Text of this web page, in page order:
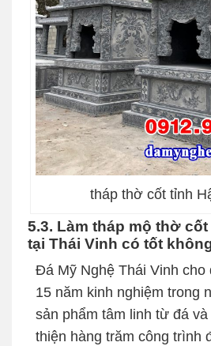
tháp thờ cốt tỉnh
5.3. Làm tháp mộ thờ
tại Thái Vinh có tốt
Đá Mỹ Nghệ Thái Vinh cho
15 năm kinh nghiệm trong
sản phẩm tâm linh từ đá
thiện hàng trăm công trình